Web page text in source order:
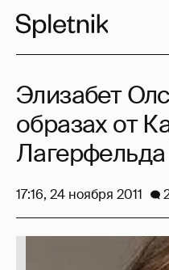
Элизабет
образах от
Лагерфельда
17:16, 24 ноября 2011